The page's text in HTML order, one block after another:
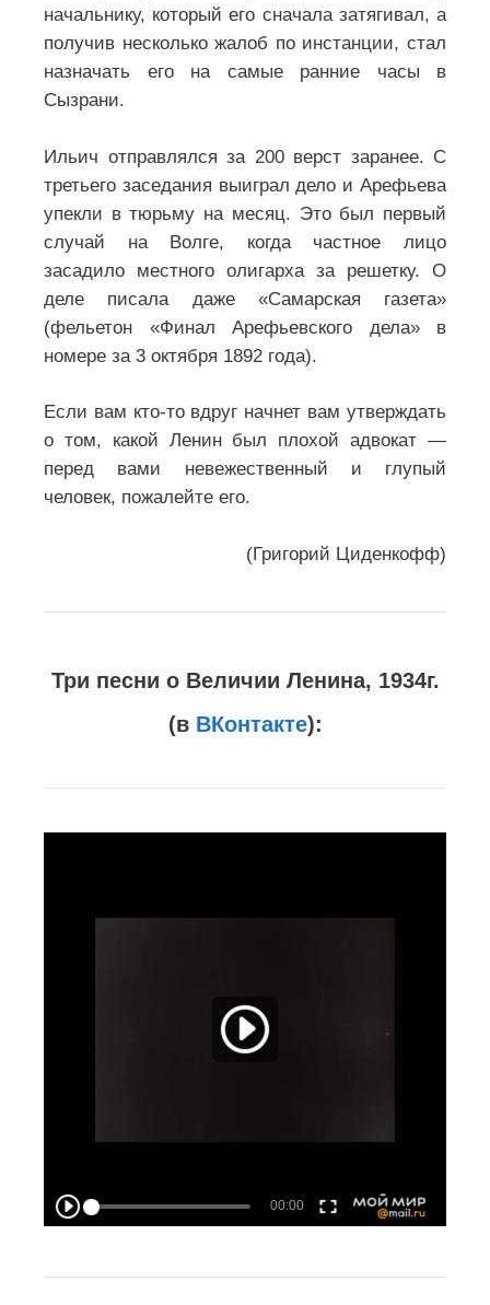
начальнику, который его сначала затягивал, а
получив несколько жалоб по инстанции, стал
назначать его на самые ранние часы в
Сызрани.
Ильич отправлялся за 200 верст заранее. С
третьего заседания выиграл дело и Арефьева
упекли в тюрьму на месяц. Это был первый
случай на Волге, когда частное лицо
засадило местного олигарха за решетку. О
деле писала даже «Самарская газета»
(фельетон «Финал Арефьевского дела» в
номере за 3 октября 1892 года).
Если вам кто-то вдруг начнет вам утверждать
о том, какой Ленин был плохой адвокат —
перед вами невежественный и глупый
человек, пожалейте его.
(Григорий Циденкофф)
Три песни о Величии Ленина, 1934г.
(в ВКонтакте):